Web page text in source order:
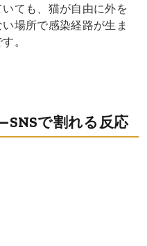
ても、猫が自由に外を
場所で感染経路が生ま
。
で割れる反応